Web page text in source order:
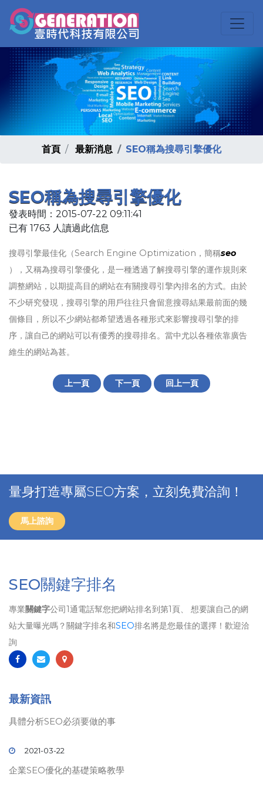
首頁 最新消息 SEO稱為搜尋引擎優化
SEO稱為搜尋引擎優化
發表時間：2015-07-22 09:11:41
已有 1763 人讀過此信息
搜尋引擎最佳化（Search Engine Optimization，簡稱seo
），又稱為搜尋引擎優化，是一種透過了解搜尋引擎的運作規則來
調整網站，以期提高目的網站在有關搜尋引擎內排名的方式。由於
不少研究發現，搜尋引擎的用戶往往只會留意搜尋結果最前面的幾
個條目，所以不少網站都希望透過各種形式來影響搜尋引擎的排
序，讓自己的網站可以有優秀的搜尋排名。當中尤以各種依靠廣告
維生的網站為甚。
上一頁 下一頁 回上一頁
量身打造專屬SEO方案，立刻免費洽詢！
馬上諮詢
SEO關鍵字排名
專業關鍵字公司1通電話幫您把網站排名到第1頁、 想要讓自己的網
站大量曝光嗎？關鍵字排名和SEO排名將是您最佳的選擇！歡迎洽
詢
最新資訊
具體分析SEO必須要做的事
2021-03-22
企業SEO優化的基礎策略教學